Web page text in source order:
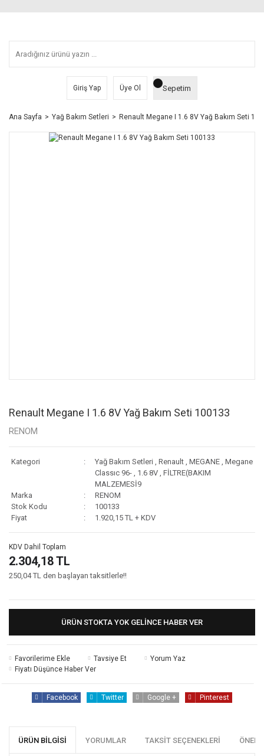
Giriş Yap Üye Ol Sepetim
Ana Sayfa Yağ Bakım Setleri Renault Megane I 1.6 8V Yağ Bakım Seti
Renault Megane I 1.6 8V Yağ Bakım Seti 100133
RENOM
Kategori Yağ Bakım Setleri , Renault , MEGANE , Megane
Classıc 96- , 1.6 8V , FİLTRE(BAKIM
MALZEMESİ9
Marka
RENOM
Stok Kodu
100133
Fiyat
1.920,15 TL + KDV
KDV Dahil Toplam
2.304,18 TL
250,04 TL den başlayan taksitlerle!!
ÜRÜN STOKTA YOK GELINCE HABER VER
Tavsiye Et
Yorum Yaz
Fiyatı Düşünce Haber Ver
Facebook Twitter Google + Pinterest
ÜRÜN BILGISI YORUMLAR TAKSIT SEÇENEKLERI